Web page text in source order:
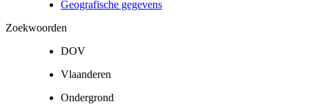
Geografische gegevens
Zoekwoorden
DOV
Vlaanderen
Ondergrond